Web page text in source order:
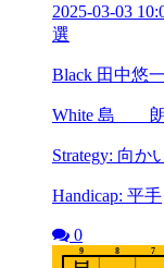
2025-03-03
選
Black 田中悠
White 島 朗
Strategy: 向か
Handicap: 平手
0